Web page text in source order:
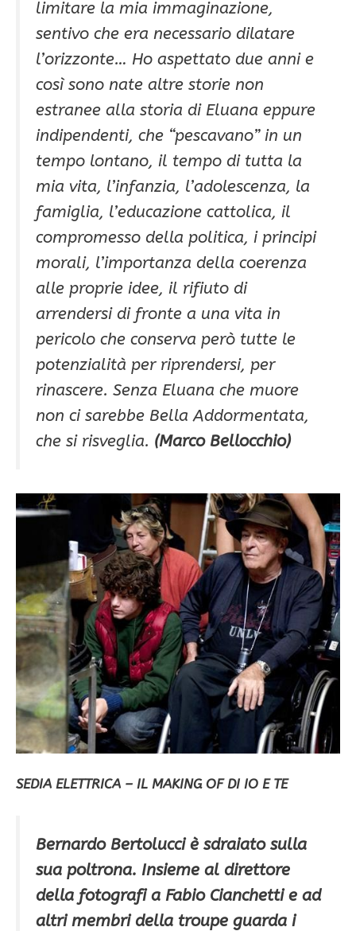
limitare la mia immaginazione,
sentivo che era necessario dilatare
l’orizzonte… Ho aspettato due anni e
così sono nate altre storie non
estranee alla storia di Eluana eppure
indipendenti, che “pescavano” in un
tempo lontano, il tempo di tutta la
mia vita, l’infanzia, l’adolescenza, la
famiglia, l’educazione cattolica, il
compromesso della politica, i principi
morali, l’importanza della coerenza
alle proprie idee, il rifiuto di
arrendersi di fronte a una vita in
pericolo che conserva però tutte le
potenzialità per riprendersi, per
rinascere. Senza Eluana che muore
non ci sarebbe Bella Addormentata,
che si risveglia. (Marco Bellocchio)
SEDIA ELETTRICA – IL MAKING OF DI IO E TE
Bernardo Bertolucci è sdraiato sulla
sua poltrona. Insieme al direttore
della fotografi a Fabio Cianchetti e ad
altri membri della troupe guarda i